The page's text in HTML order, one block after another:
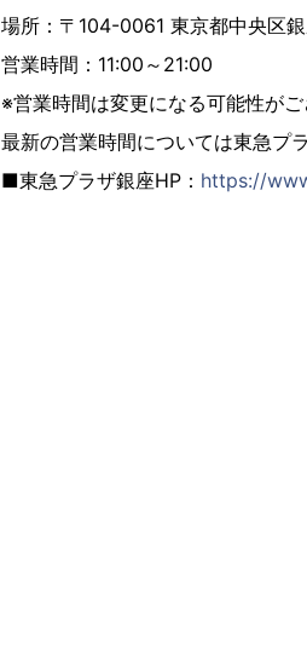
場所：〒104-0061 東京都中央区
営業時間：11:00～21:00
※営業時間は変更になる可能性が
最新の営業時間については東急プ
■東急プラザ銀座HP： https://